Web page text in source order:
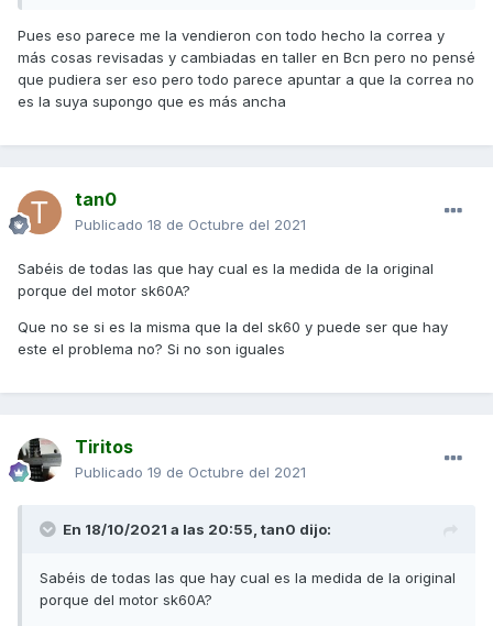
Pues eso parece me la vendieron con todo hecho la correa y
más cosas revisadas y cambiadas en taller en Bcn pero no pensé
que pudiera ser eso pero todo parece apuntar a que la correa no
es la suya supongo que es más ancha
tan0
Publicado 18 de Octubre del 2021
Sabéis de todas las que hay cual es la medida de la original
porque del motor sk60A?
Que no se si es la misma que la del sk60 y puede ser que hay
este el problema no? Si no son iguales
Tiritos
Publicado 19 de Octubre del 2021
En 18/10/2021 a las 20:55, tan0 dijo:
Sabéis de todas las que hay cual es la medida de la original
porque del motor sk60A?